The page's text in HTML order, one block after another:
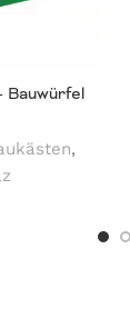
Bauwürfel
,